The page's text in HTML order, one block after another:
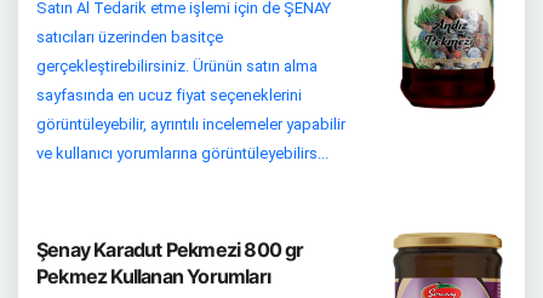
Satın Al Tedarik etme işlemi için de ŞENAY
satıcıları üzerinden basitçe
gerçekleştirebilirsiniz. Ürünün satın alma
sayfasında en ucuz fiyat seçeneklerini
görüntüleyebilir, ayrıntılı incelemeler yapabilir
ve kullanıcı yorumlarına görüntüleyebilirs...
Şenay Karadut Pekmezi 800 gr
Pekmez Kullanan Yorumları